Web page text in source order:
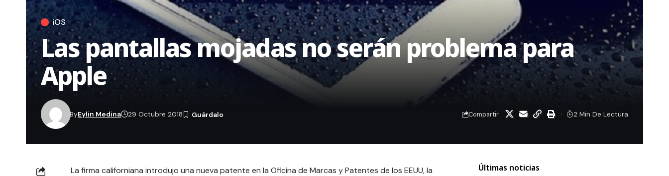
iOS
Las pantallas mojadas no serán problema para
Apple
ByEylin Medina 29 Octubre 2018 Compartir 2 Min De Lectura
La firma californiana introdujo una nueva patente en la Oficina de Marcas y Patentes de los EEUU, la
Últimas noticias